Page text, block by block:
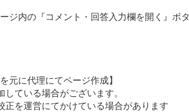
ジ内の『コメント・回答入力欄を開く』ボタ
元に代理にてページ作成】
ている場合がございます。
を運営にてかけている場合があります